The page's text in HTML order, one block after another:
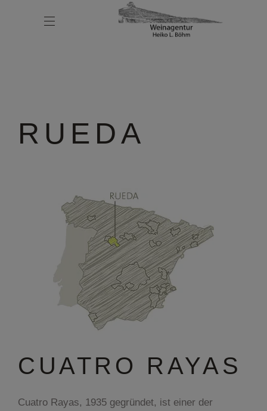
RUEDA
CUATRO RAYAS
Cuatro Rayas, 1935 gegründet, ist einer der